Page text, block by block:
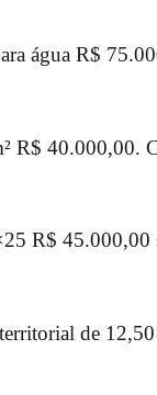
água R$
R$ 40.000,00.
R$ 45.000,00
de